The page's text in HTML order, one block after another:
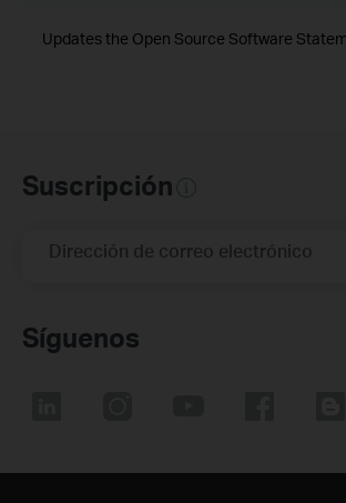
Updates the Open Source Software
Suscripción
Dirección de correo electrónico
Síguenos